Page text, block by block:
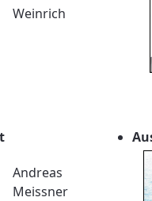
Weinrich
Andreas
Meissner